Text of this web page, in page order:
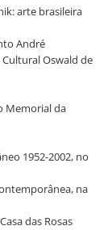
arte brasileira
André
Cultural Oswald de
Memorial da
1952-2002, no
na
das Rosas